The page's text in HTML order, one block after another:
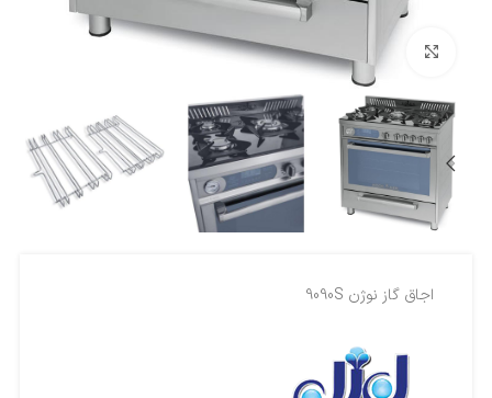
بزرگنمایی تصویر
اجاق گاز نوژن 9090S